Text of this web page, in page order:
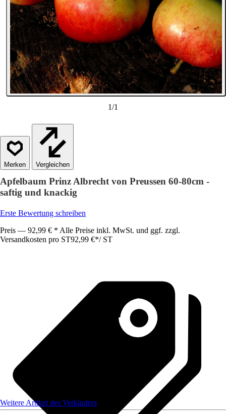
1/1
Vergleichen
Apfelbaum Prinz Albrecht von Preussen 60-80cm -
saftig und knackig
Erste Bewertung schreiben
Preis — 92,99 € * Alle Preise inkl. MwSt. und ggf. zzgl.
Versandkosten pro ST92,99 €*/ ST
Weitere Artikel des Verkäufers